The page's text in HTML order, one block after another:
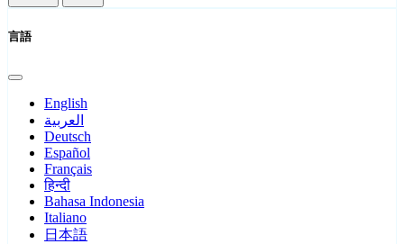
言語
English
العربية
Deutsch
Español
Français
हिन्दी
Bahasa Indonesia
Italiano
日本語